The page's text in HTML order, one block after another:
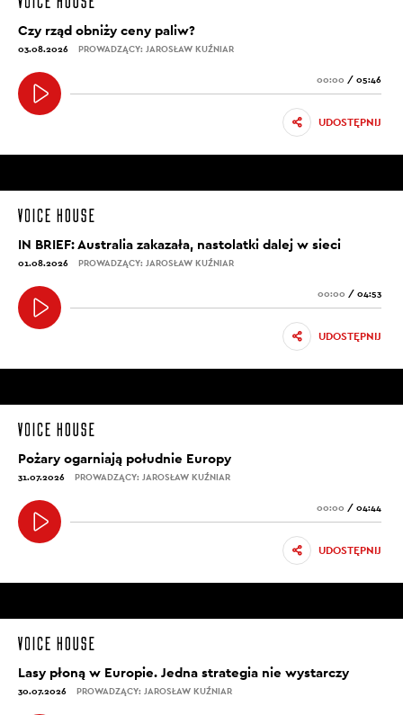
Czy rząd obniży ceny paliw?
03.08.2026 PROWADZĄCY: JAROSŁAW KUŹNIAR
00:00 / 05:46
UDOSTĘPNIJ
IN BRIEF: Australia zakazała, nastolatki dalej w sieci
01.08.2026 PROWADZĄCY: JAROSŁAW KUŹNIAR
00:00 / 04:53
UDOSTĘPNIJ
Pożary ogarniają południe Europy
31.07.2026 PROWADZĄCY: JAROSŁAW KUŹNIAR
00:00 / 04:44
UDOSTĘPNIJ
Lasy płoną w Europie. Jedna strategia nie wystarczy
30.07.2026 PROWADZĄCY: JAROSŁAW KUŹNIAR